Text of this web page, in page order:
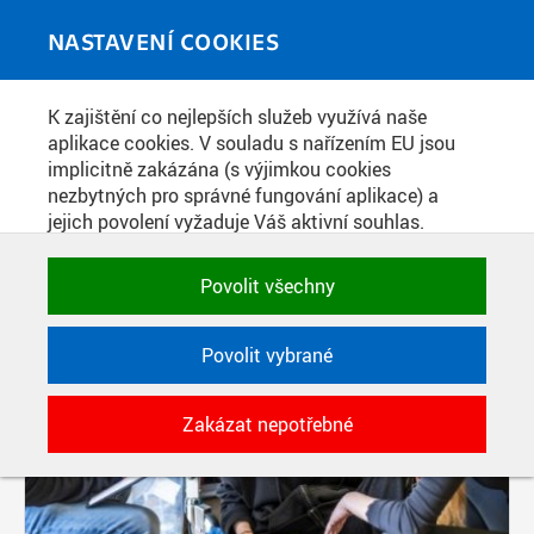
NASTAVENÍ COOKIES
K zajištění co nejlepších služeb využívá naše
aplikace cookies. V souladu s nařízením EU jsou
implicitně zakázána (s výjimkou cookies
nezbytných pro správné fungování aplikace) a
jejich povolení vyžaduje Váš aktivní souhlas.
zakázat, případně vybrat a povolit cookies podle
kategorie. Svoje rozhodnutí můžete samozřejmě
kdykoli změnit.
POTŘEBNÉ
Technické cookies využívané aplikacemi
ČVUT pro uchování jejich nastavení,
vlastností a identifikátorů relace. Jsou
nezbytné pro správné fungování a jsou
Povolit všechny
Povolit vybrané
Zakázat nepotřebné
MEDIATÉKA
PŘÍSPĚVKY PODLE FILTRU
Aktivní filtry: ŠTÍTEK: ZÁCHRANÁŘI